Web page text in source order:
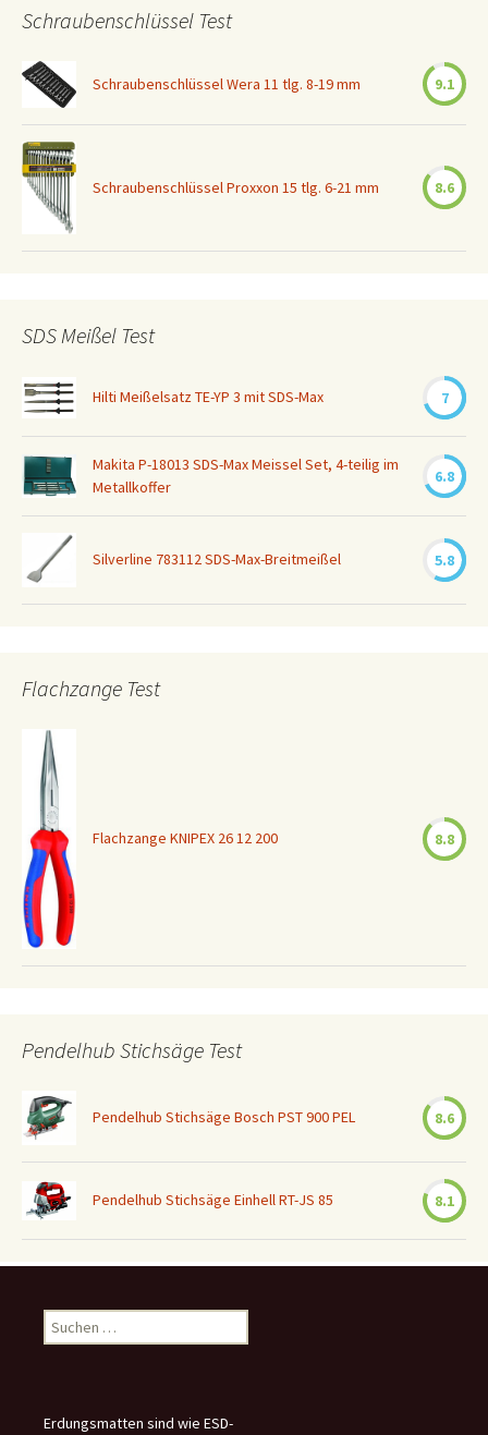
Schraubenschlüssel Test
Schraubenschlüssel Wera 11 tlg. 8-19 mm 9.1
Schraubenschlüssel Proxxon 15 tlg. 6-21 mm 8.6
SDS Meißel Test
Hilti Meißelsatz TE-YP 3 mit SDS-Max 7
Makita P-18013 SDS-Max Meissel Set, 4-teilig im
Metallkoffer
6.8
Silverline 783112 SDS-Max-Breitmeißel 5.8
Flachzange Test
Flachzange KNIPEX 26 12 200 8.8
Pendelhub Stichsäge Test
Pendelhub Stichsäge Bosch PST 900 PEL 8.6
Pendelhub Stichsäge Einhell RT-JS 85 8.1
Suchen
nach:
Erdungsmatten sind wie ESD-